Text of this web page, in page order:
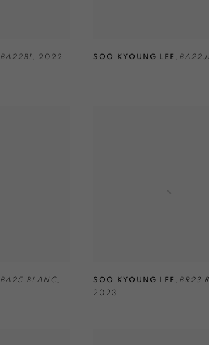
BA22B1 , 2022 SOO KYOUNG LEE ,
BA25 BLANC,
SOO KYOUNG LEE , BR23
2023